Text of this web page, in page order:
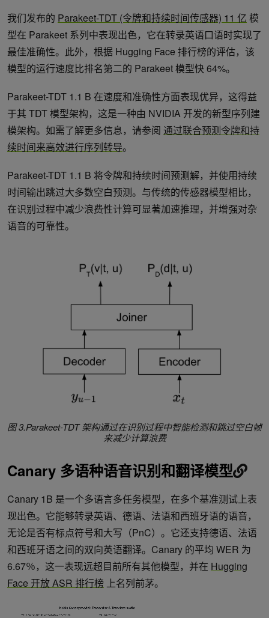
我们发布的 Parakeet-TDT (令牌和持续时间传感器) 11 亿 模
型在 Parakeet 系列中表现出色，它在转录英语口语时实现了
最佳准确性。此外，根据 Hugging Face 排行榜的评估，该
模型的运行速度比排名第二的 Parakeet 模型快 64%。
Parakeet-TDT 1.1 B 在速度和准确性方面表现优异，这得益
于其 TDT 模型架构，这是一种由 NVIDIA 开发的新型序列建
模架构。如需了解更多信息，请参阅 通过联合预测令牌和持
续时间来高效进行序列转导。
Parakeet-TDT 1.1 B 将令牌和持续时间预测解，并使用持续
时间输出跳过大多数空白预测。与传统的传感器模型相比，
在识别过程中减少浪费性计算可显著加速推理，并增强对杂
语音的可靠性。
图 3.Parakeet-TDT 架构通过在识别过程中智能检测和跳过空白帧
来减少计算浪费
Canary 多语种语音识别和翻译模型
Canary 1B 是一个多语言多任务模型，在多个基准测试上表
现出色。它能够转录英语、德语、法语和西班牙语的语音，
无论是否有标点符号和大写（PnC）。它还支持德语、法语
和西班牙语之间的双向英语翻译。Canary 的平均 WER 为
6.67％，这一表现远超目前所有其他模型，并在 Hugging
Face 开放 ASR 排行榜 上名列前茅。